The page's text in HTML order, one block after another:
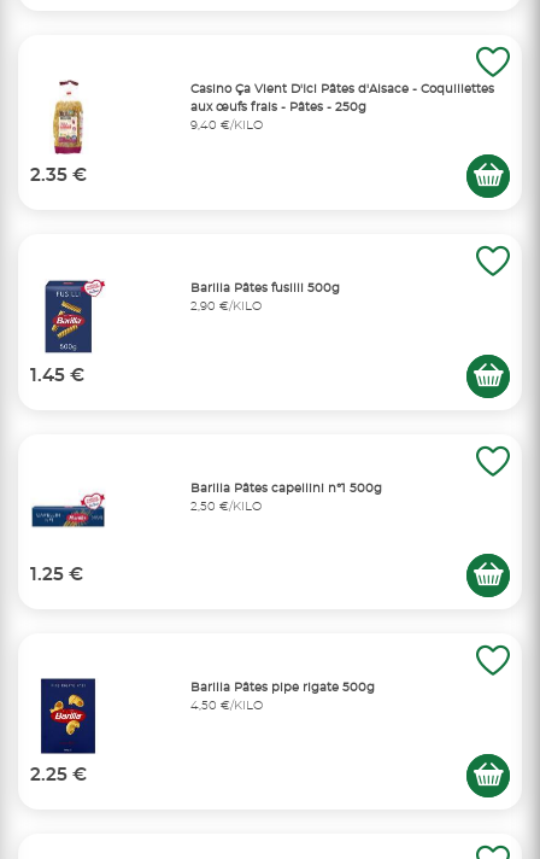
Casino Ça Vient D'Ici Pâtes d'Alsace - Coquillettes
aux œufs frais - Pâtes - 250g
9,40 €/KILO
2.35 €
Barilla Pâtes fusilli 500g
2,90 €/KILO
1.45 €
Barilla Pâtes capellini n°1 500g
2,50 €/KILO
1.25 €
Barilla Pâtes pipe rigate 500g
4,50 €/KILO
2.25 €